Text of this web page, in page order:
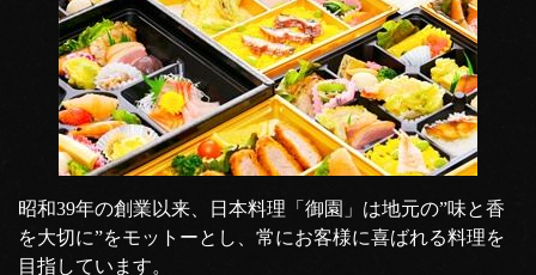
昭和39年の創業以来、日本料理「御園」は地元の”味と香
を大切に”をモットーとし、常にお客様に喜ばれる料理を
目指しています。